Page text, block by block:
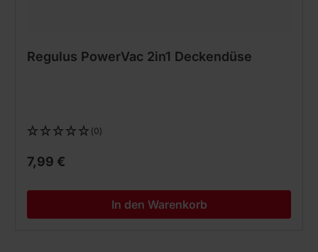
Regulus PowerVac 2in1 Deckendüse
(0)
7,99 €
In den Warenkorb